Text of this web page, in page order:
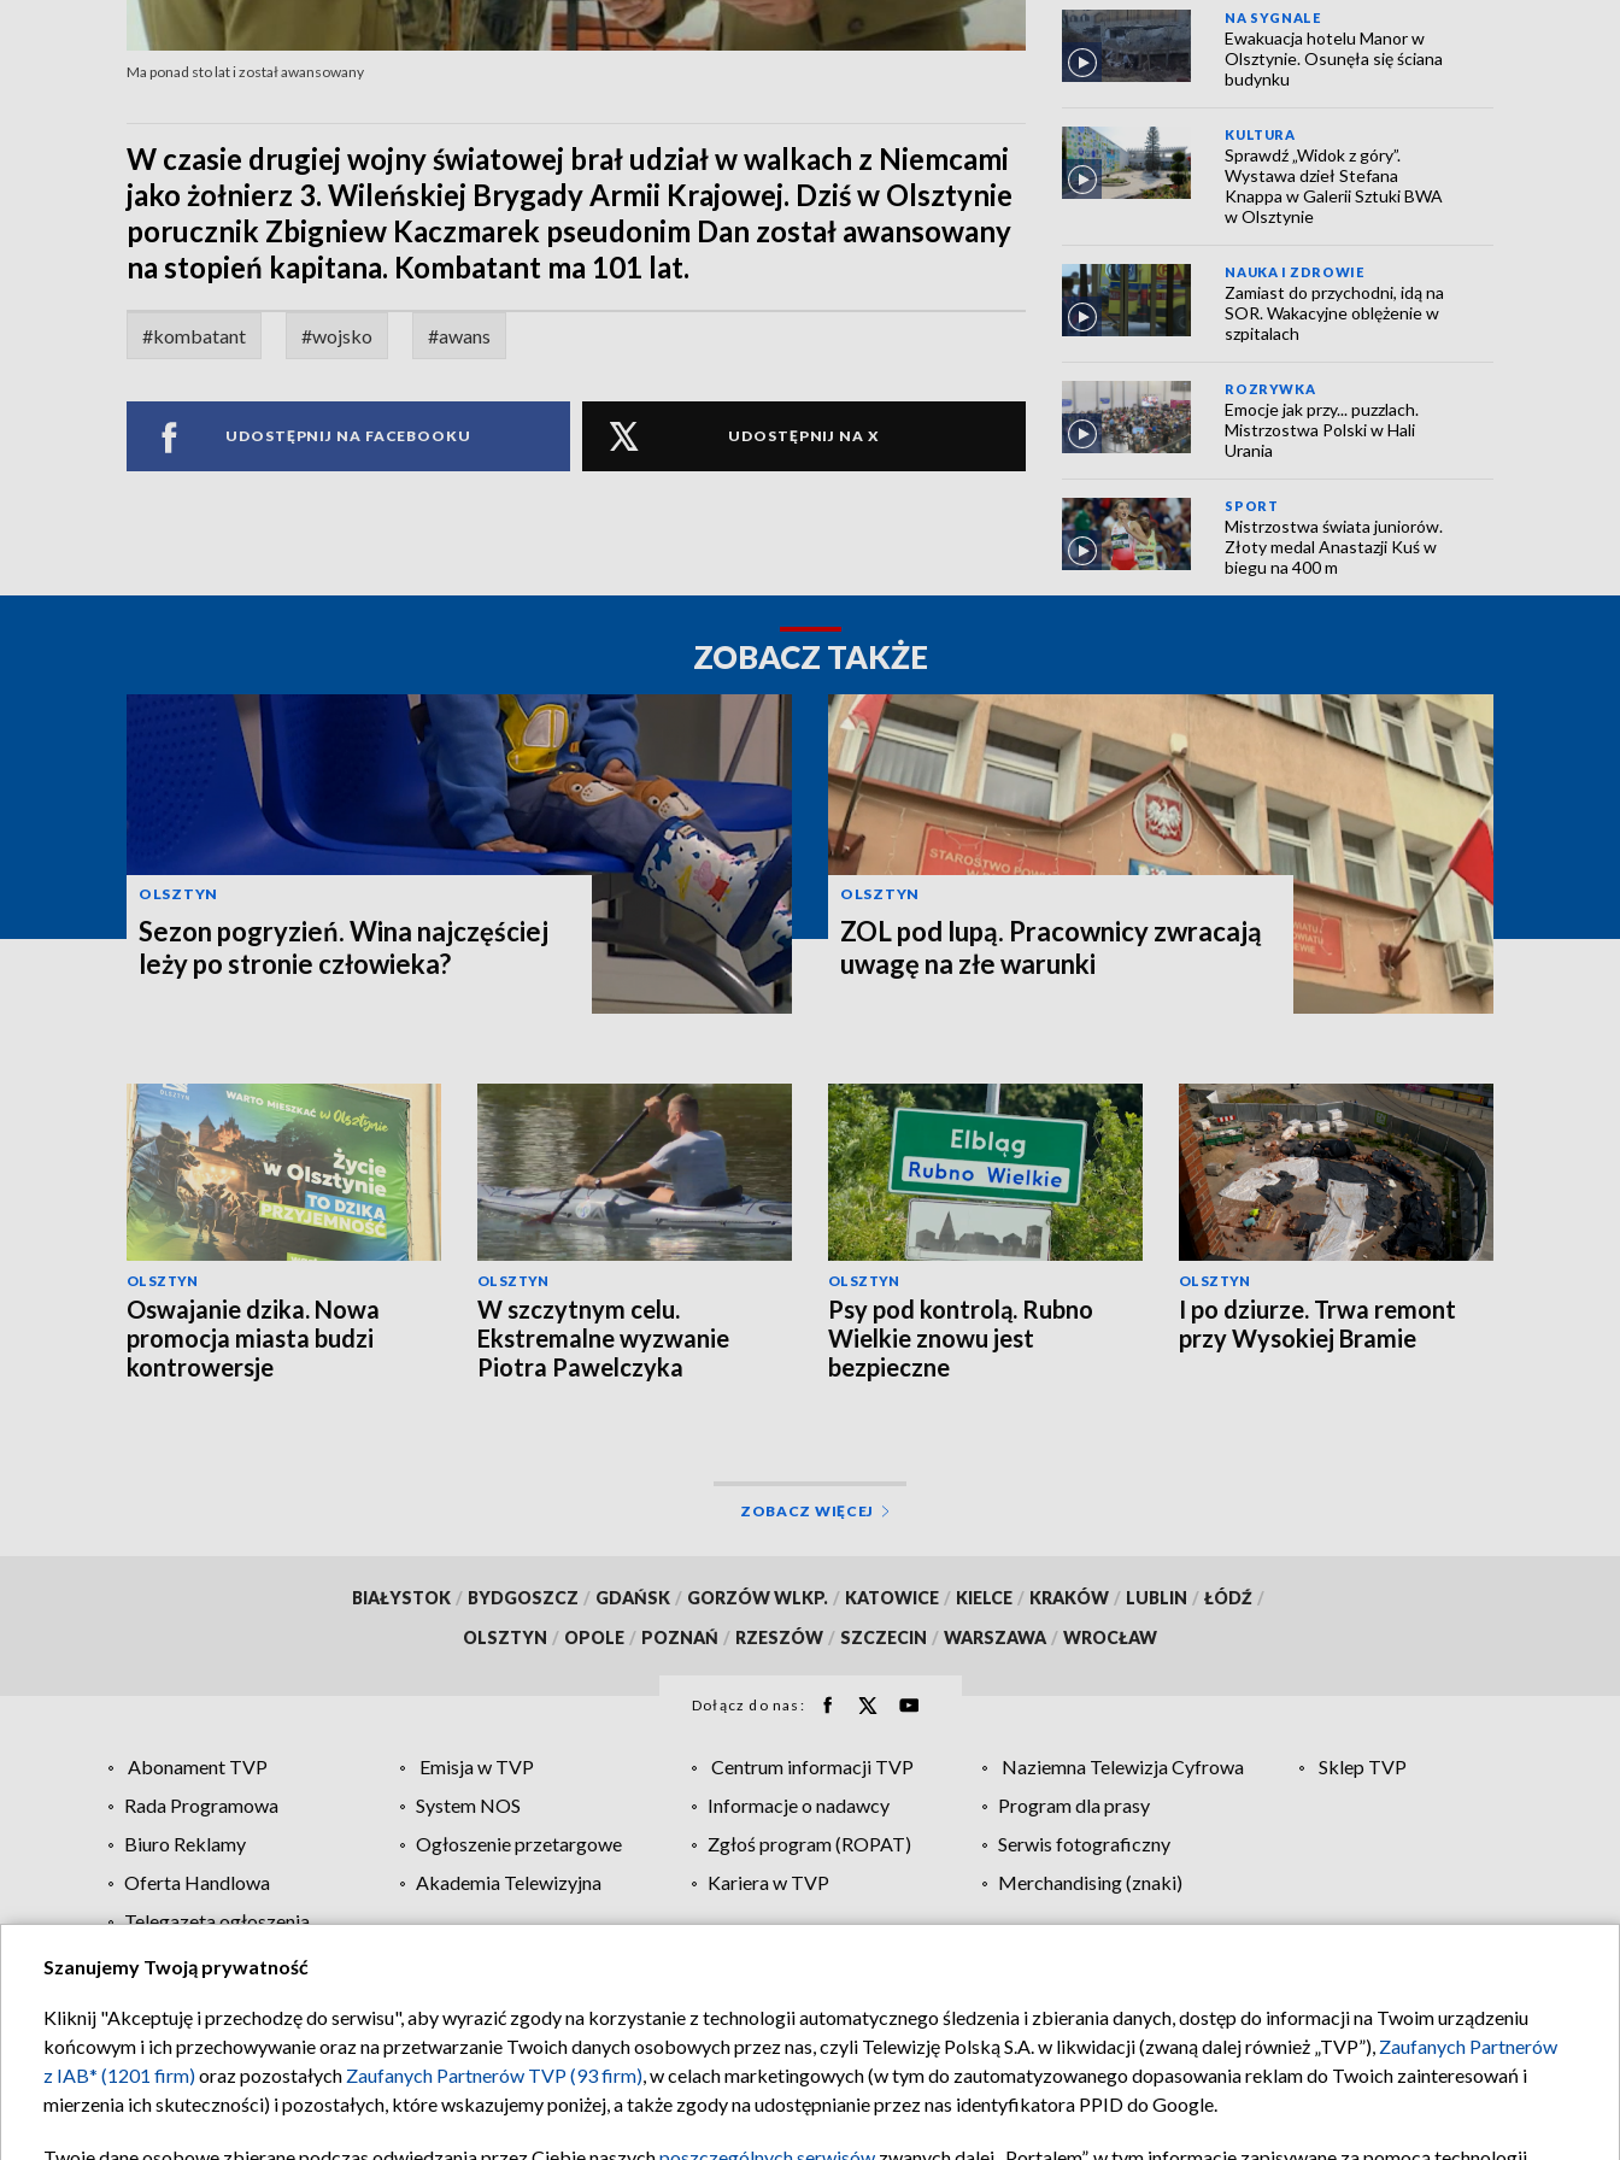
Ma ponad sto lat i został awansowany
W czasie drugiej wojny światowej brał udział w walkach z Niemcami
jako żołnierz 3. Wileńskiej Brygady Armii Krajowej. Dziś w Olsztynie
porucznik Zbigniew Kaczmarek pseudonim Dan został awansowany
na stopień kapitana. Kombatant ma 101 lat.
#kombatant #wojsko #awans
UDOSTĘPNIJ NA FACEBOOKU UDOSTĘPNIJ NA X
NA SYGNALE
Ewakuacja hotelu Manor w
Olsztynie. Osunęła się ściana
budynku
KULTURA
Sprawdź „Widok z góry”.
Wystawa dzieł Stefana
Knappa w Galerii Sztuki BWA
w Olsztynie
NAUKA I ZDROWIE
Zamiast do przychodni, idą na
SOR. Wakacyjne oblężenie w
szpitalach
ROZRYWKA
Emocje jak przy... puzzlach.
Mistrzostwa Polski w Hali
Urania
SPORT
Mistrzostwa świata juniorów.
Złoty medal Anastazji Kuś w
biegu na 400 m
ZOBACZ TAKŻE
OLSZTYN
Sezon pogryzień. Wina najczęściej
leży po stronie człowieka?
OLSZTYN
ZOL pod lupą. Pracownicy zwracają
uwagę na złe warunki
OLSZTYN
Oswajanie dzika. Nowa
promocja miasta budzi
kontrowersje
OLSZTYN
W szczytnym celu.
Ekstremalne wyzwanie
Piotra Pawelczyka
OLSZTYN
Psy pod kontrolą. Rubno
Wielkie znowu jest
bezpieczne
OLSZTYN
I po dziurze. Trwa remont
przy Wysokiej Bramie
ZOBACZ WIĘCEJ
BIAŁYSTOK / BYDGOSZCZ / GDAŃSK / GORZÓW WLKP. / KATOWICE / KIELCE / KRAKÓW / LUBLIN / ŁÓDŹ /
OLSZTYN / OPOLE / POZNAŃ / RZESZÓW / SZCZECIN / WARSZAWA / WROCŁAW
Dołącz do nas:
Abonament TVP Emisja w TVP Centrum informacji TVP Naziemna Telewizja Cyfrowa
Sklep TVP
Rada Programowa
System NOS Informacje o nadawcy
Program dla prasy
Biuro Reklamy
Ogłoszenie przetargowe Zgłoś program (ROPAT)
Serwis fotograficzny
Oferta Handlowa
Akademia Telewizyjna Kariera w TVP
Merchandising (znaki)
Telegazeta ogłoszenia
Regulamin TVP Polityka prywatności Moje zgody Pomoc Biuro reklamy Kontakt
Szanujemy Twoją prywatność
Kliknij "Akceptuję i przechodzę do serwisu", aby wyrazić zgody na korzystanie z technologii automatycznego śledzenia i zbierania danych, dostęp do informacji na Twoim urządzeniu
końcowym i ich przechowywanie oraz na przetwarzanie Twoich danych osobowych przez nas, czyli Telewizję Polską S.A. w likwidacji (zwaną dalej również „TVP”), Zaufanych Partnerów
z IAB* (1201 firm)oraz pozostałych Zaufanych Partnerów TVP (93 firm), w celach marketingowych (w tym do zautomatyzowanego dopasowania reklam do Twoich zainteresowań i
mierzenia ich skuteczności) i pozostałych, które wskazujemy poniżej, a także zgody na udostępnianie przez nas identyfikatora PPID do Google.